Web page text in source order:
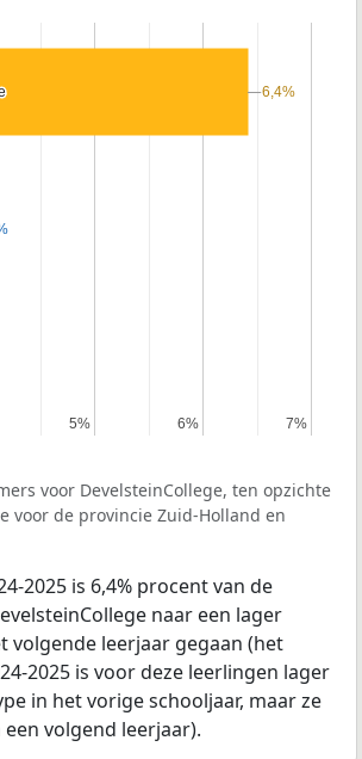
5%
5% 6%
6% 7%
7%
6,4%
6,4%
voor DevelsteinCollege, ten opzichte
voor de provincie Zuid-Holland en
2025 is 6,4% procent van de
naar een lager
volgende leerjaar gegaan (het
2025 is voor deze leerlingen lager
in het vorige schooljaar, maar ze
volgend leerjaar).